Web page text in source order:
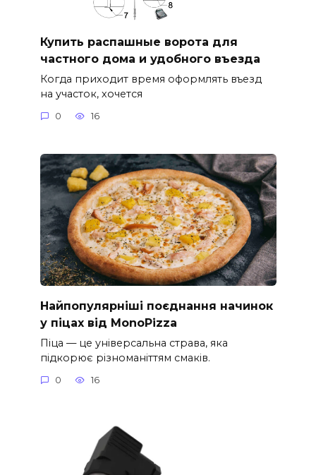
Купить распашные ворота для
частного дома и удобного въезда
Когда приходит время оформлять въезд
на участок, хочется
0 16
Найпопулярніші поєднання начинок
у піцах від MonoPizza
Піца — це універсальна страва, яка
підкорює різноманіттям смаків.
0 16